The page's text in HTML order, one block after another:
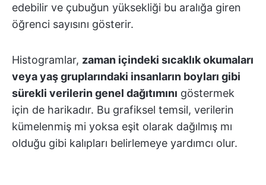
edebilir ve çubuğun yüksekliği bu aralığa giren
öğrenci sayısını gösterir.
Histogramlar, zaman içindeki sıcaklık okumaları
veya yaş gruplarındaki insanların boyları gibi
sürekli verilerin genel dağıtımını göstermek
için de harikadır. Bu grafiksel temsil, verilerin
kümelenmiş mi yoksa eşit olarak dağılmış mı
olduğu gibi kalıpları belirlemeye yardımcı olur.